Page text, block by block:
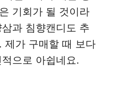
기회가 될 것이라
과 침향캔디도 추
제가 구매할 때 보다
으로 아쉽네요.